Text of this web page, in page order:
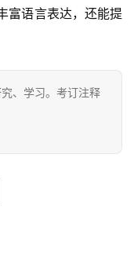
富语言表达，还能提
、学习。考订注释